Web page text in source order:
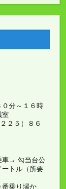
０分～１６時
室
２５）８６
車→ 勾当台公
トル（所要
乗り場か